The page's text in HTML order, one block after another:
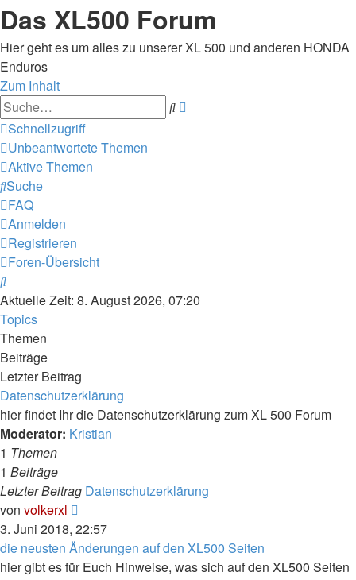
Das XL500 Forum
Hier geht es um alles zu unserer XL 500 und anderen HONDA
Enduros
Zum Inhalt
Suche
Schnellzugriff
Unbeantwortete Themen
Aktive Themen
Suche
FAQ
Anmelden
Registrieren
Foren-Übersicht
Suche
Aktuelle Zeit: 8. August 2026, 07:20
Topics
Themen
Beiträge
Letzter Beitrag
Datenschutzerklärung
hier findet Ihr die Datenschutzerklärung zum XL 500 Forum
Moderator: Kristian
1 Themen
1 Beiträge
Letzter Beitrag Datenschutzerklärung
von volkerxl
Beitrag
3. Juni 2018, 22:57
die neusten Änderungen auf den XL500 Seiten
hier gibt es für Euch Hinweise, was sich auf den XL500 Seiten